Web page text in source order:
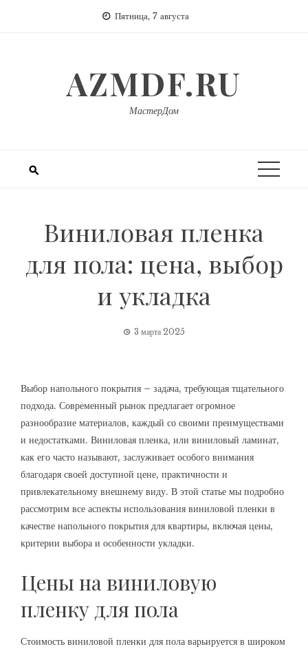
Пятница, 7 августа
AZMDF.RU
МастерДом
Виниловая пленка
для пола: цена, выбор
и укладка
3 марта 2025
Выбор напольного покрытия – задача, требующая тщательного
подхода. Современный рынок предлагает огромное
разнообразие материалов, каждый со своими преимуществами
и недостатками. Виниловая пленка, или виниловый ламинат,
как его часто называют, заслуживает особого внимания
благодаря своей доступной цене, практичности и
привлекательному внешнему виду. В этой статье мы подробно
рассмотрим все аспекты использования виниловой пленки в
качестве напольного покрытия для квартиры, включая цены,
критерии выбора и особенности укладки.
Цены на виниловую
пленку для пола
Стоимость виниловой пленки для пола варьируется в широком